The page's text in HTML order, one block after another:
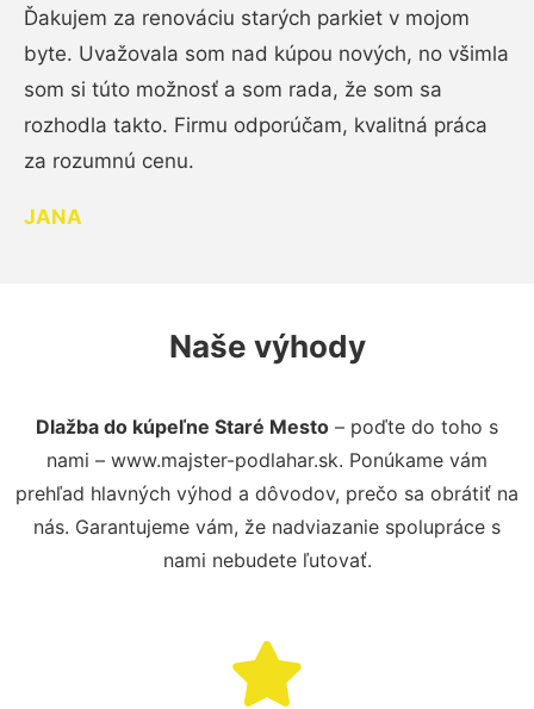
Ďakujem za renováciu starých parkiet v mojom
byte. Uvažovala som nad kúpou nových, no všimla
som si túto možnosť a som rada, že som sa
rozhodla takto. Firmu odporúčam, kvalitná práca
za rozumnú cenu.
JANA
Naše výhody
Dlažba do kúpeľne Staré Mesto – poďte do toho s
nami – www.majster-podlahar.sk. Ponúkame vám
prehľad hlavných výhod a dôvodov, prečo sa obrátiť na
nás. Garantujeme vám, že nadviazanie spolupráce s
nami nebudete ľutovať.